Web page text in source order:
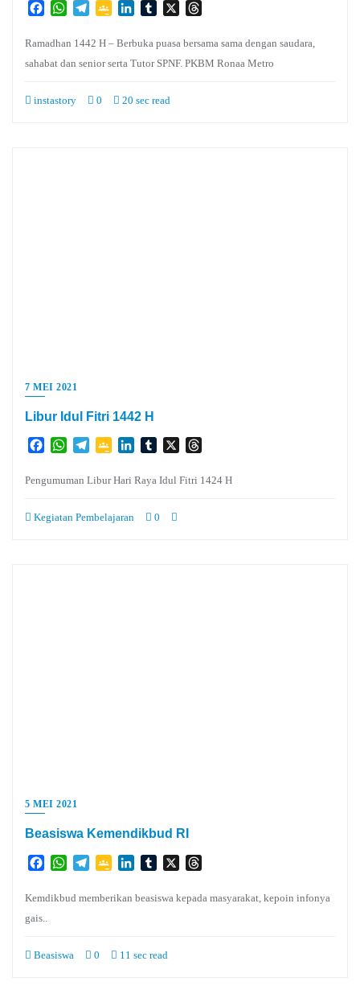
FacebookWhatsApp
TelegramGoogleLinkedInTumblr
X
Ramadhan 1442 H – Berbuka puasa bersama sama dengan saudara,
sahabat dan senior serta Tutor SPNF. PKBM Ronaa Metro
instastory 0 20 sec read
7 MEI 2021
Libur Idul Fitri 1442 H
FacebookWhatsApp
TelegramGoogleLinkedInTumblr
X
Pengumuman Libur Hari Raya Idul Fitri 1424 H
Kegiatan Pembelajaran 0
5 MEI 2021
Beasiswa Kemendikbud RI
FacebookWhatsApp
TelegramGoogleLinkedInTumblr
X
Kemdikbud memberikan beasiswa kepada masyarakat, kepoin infonya
gais..
Beasiswa 0 11 sec read